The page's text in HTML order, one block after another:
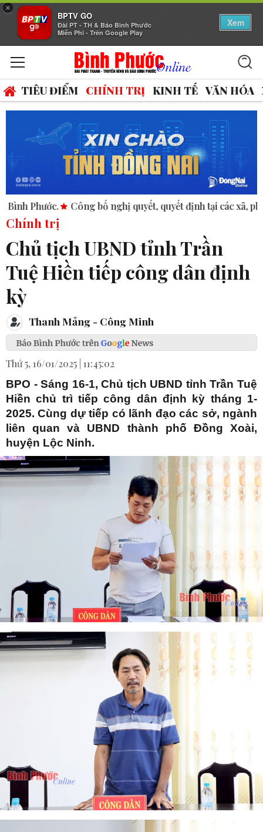
×
BPTV GO
Đài PT - TH & Báo Bình Phước
Miễn Phí - Trên Google Play
Xem
TIÊU ĐIỂM CHÍNH TRỊ KINH TẾ VĂN HÓA
bố nghị quyết, quyết định tại các xã, phường. ASEAN
Chính trị
Chủ tịch UBND tỉnh Trần
Tuệ Hiền tiếp công dân định
kỳ
Thanh Mảng - Công Minh
Thứ 5, 16/01/2025 | 11:45:02
BPO - Sáng 16-1, Chủ tịch UBND tỉnh Trần Tuệ
Hiền chủ trì tiếp công dân định kỳ tháng 1-
2025. Cùng dự tiếp có lãnh đạo các sở, ngành
liên quan và UBND thành phố Đồng Xoài,
huyện Lộc Ninh.